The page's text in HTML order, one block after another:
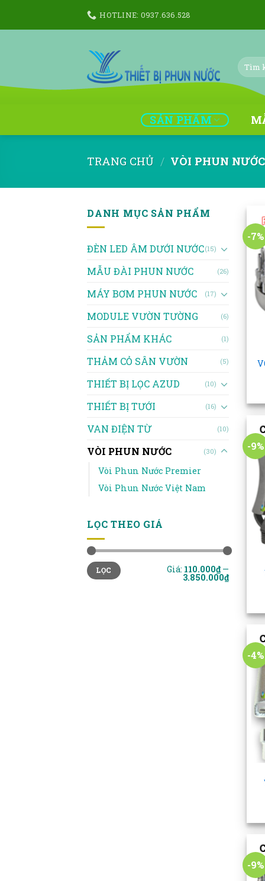
HOTLINE: 0937.636.528
Tìm
kiếm:
SẢN PHẨM
TRANG CHỦ / VÒI PHUN NƯỚC
DANH MỤC SẢN PHẨM
ĐÈN LED ÂM DƯỚI NƯỚC(15)
MẪU ĐÀI PHUN NƯỚC (26)
MÁY BƠM PHUN NƯỚC (17)
MODULE VƯỜN TƯỜNG (6)
SẢN PHẨM KHÁC (1)
THẢM CỎ SÂN VƯỜN (5)
THIẾT BỊ LỌC AZUD (10)
THIẾT BỊ TƯỚI (16)
VAN ĐIỆN TỪ (10)
VÒI PHUN NƯỚC (30)
Vòi Phun Nước Premier
Vòi Phun Nước Việt Nam
LỌC THEO GIÁ
Giá
tối
thiểu
Giá
tối
đa
LỌC Giá: 110.000₫—
3.850.000₫
-7%
-9%
-4%
+
-9%